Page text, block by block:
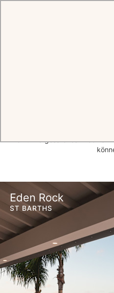
wirklich unvergessliches Erlebnis
Eden Rock
ST BARTHS